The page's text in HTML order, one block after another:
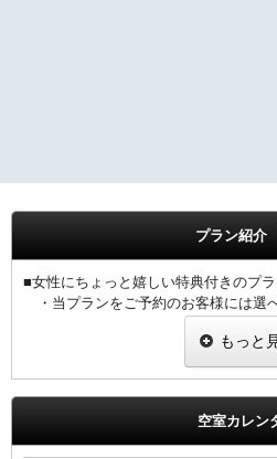
プラン紹介
■女性にちょっと嬉しい特典付きのプ
・当プランをご予約のお客様には選
ヒーリング・コスメ系グッズの中か
（グッズ内容は予告なく変更する場
・基本プランと同額でご予約いただき
もっと
空室カレン